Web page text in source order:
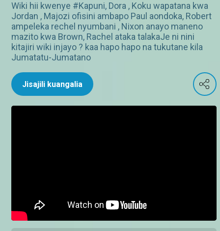
Wiki hii kwenye #Kapuni, Dora , Koku wapatana kwa
Jordan , Majozi ofisini ambapo Paul aondoka, Robert
ampeleka rechel nyumbani , Nixon anayo maneno
mazito kwa Brown, Rachel ataka talakaJe ni nini
kitajiri wiki injayo ? kaa hapo hapo na tukutane kila
Jumatatu-Jumatano
Jisajili kuangalia